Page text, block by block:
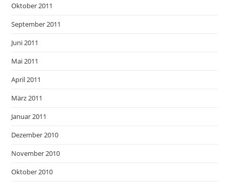
Oktober 2011
September 2011
Juni 2011
Mai 2011
April 2011
März 2011
Januar 2011
Dezember 2010
November 2010
Oktober 2010